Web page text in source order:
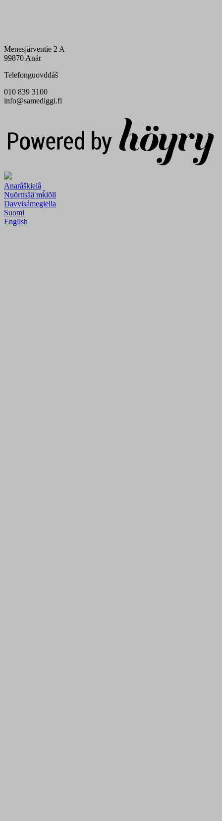
Menesjärventie 2 A
99870 Anár
Telefonguovddáš
010 839 3100
info@samediggi.fi
Anarâškielâ
Nuõrttsääʹmǩiõll
Davvisámegiella
Suomi
English